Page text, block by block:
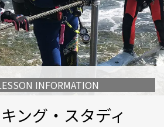
INFORMATION
ング・スタディ